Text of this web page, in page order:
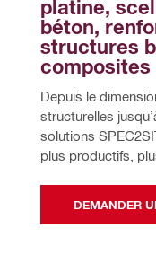
platine,
béton,
structures
composites
Depuis le
structurelles
solutions
plus productifs,